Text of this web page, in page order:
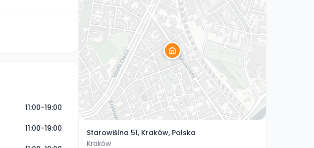
11:00-19:00
11:00-19:00
Starowiślna 51, Kraków, Polska
Kraków